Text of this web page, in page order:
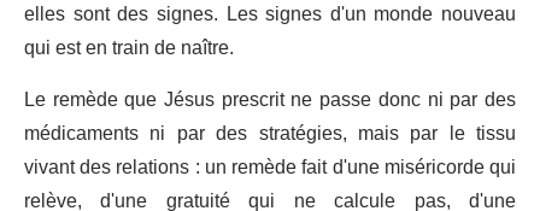
elles sont des signes. Les signes d'un monde nouveau
qui est en train de naître.
Le remède que Jésus prescrit ne passe donc ni par des
médicaments ni par des stratégies, mais par le tissu
vivant des relations : un remède fait d'une miséricorde qui
relève, d'une gratuité qui ne calcule pas, d'une